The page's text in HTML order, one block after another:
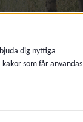
dig nyttiga
som får användas